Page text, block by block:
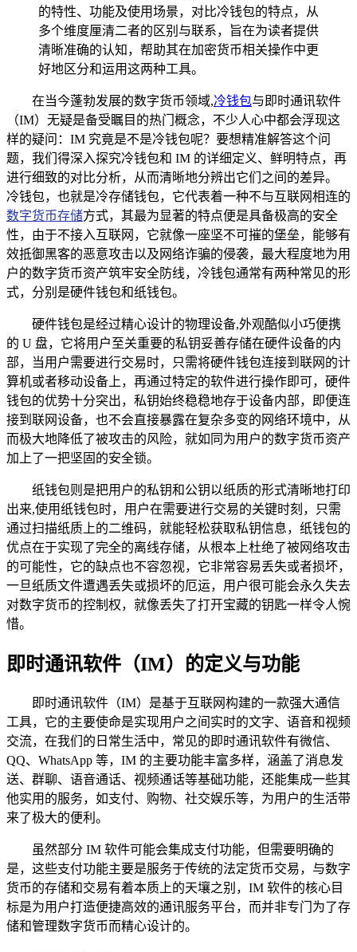
的特性、功能及使用场景，对比冷钱包的特点，从
多个维度厘清二者的区别与联系，旨在为读者提供
清晰准确的认知，帮助其在加密货币相关操作中更
好地区分和运用这两种工具。
在当今蓬勃发展的数字货币领域,冷钱包与即时通讯软件
（IM）无疑是备受瞩目的热门概念，不少人心中都会浮现这
样的疑问：IM 究竟是不是冷钱包呢？要想精准解答这个问
题，我们得深入探究冷钱包和 IM 的详细定义、鲜明特点，再
进行细致的对比分析，从而清晰地分辨出它们之间的差异。
冷钱包，也就是冷存储钱包，它代表着一种不与互联网相连的
数字货币存储方式，其最为显著的特点便是具备极高的安全
性，由于不接入互联网，它就像一座坚不可摧的堡垒，能够有
效抵御黑客的恶意攻击以及网络诈骗的侵袭，最大程度地为用
户的数字货币资产筑牢安全防线，冷钱包通常有两种常见的形
式，分别是硬件钱包和纸钱包。
硬件钱包是经过精心设计的物理设备,外观酷似小巧便携
的 U 盘，它将用户至关重要的私钥妥善存储在硬件设备的内
部，当用户需要进行交易时，只需将硬件钱包连接到联网的计
算机或者移动设备上，再通过特定的软件进行操作即可，硬件
钱包的优势十分突出，私钥始终稳稳地存于设备内部，即便连
接到联网设备，也不会直接暴露在复杂多变的网络环境中，从
而极大地降低了被攻击的风险，就如同为用户的数字货币资产
加上了一把坚固的安全锁。
纸钱包则是把用户的私钥和公钥以纸质的形式清晰地打印
出来,使用纸钱包时，用户在需要进行交易的关键时刻，只需
通过扫描纸质上的二维码，就能轻松获取私钥信息，纸钱包的
优点在于实现了完全的离线存储，从根本上杜绝了被网络攻击
的可能性，它的缺点也不容忽视，它非常容易丢失或者损坏，
一旦纸质文件遭遇丢失或损坏的厄运，用户很可能会永久失去
对数字货币的控制权，就像丢失了打开宝藏的钥匙一样令人惋
惜。
即时通讯软件（IM）的定义与功能
即时通讯软件（IM）是基于互联网构建的一款强大通信
工具，它的主要使命是实现用户之间实时的文字、语音和视频
交流，在我们的日常生活中，常见的即时通讯软件有微信、
QQ、WhatsApp 等，IM 的主要功能丰富多样，涵盖了消息发
送、群聊、语音通话、视频通话等基础功能，还能集成一些其
他实用的服务，如支付、购物、社交娱乐等，为用户的生活带
来了极大的便利。
虽然部分 IM 软件可能会集成支付功能，但需要明确的
是，这些支付功能主要是服务于传统的法定货币交易，与数字
货币的存储和交易有着本质上的天壤之别，IM 软件的核心目
标是为用户打造便捷高效的通讯服务平台，而并非专门为了存
储和管理数字货币而精心设计的。